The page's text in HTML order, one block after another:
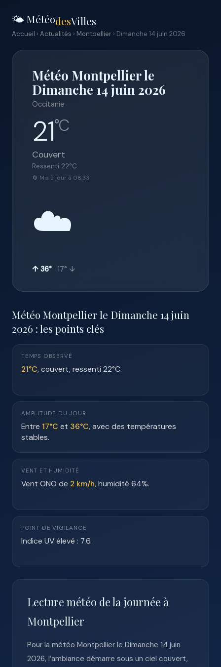
🌤️ MétéodesVilles
Accueil › Actualités › Montpellier › Dimanche 14 juin 2026
Météo Montpellier le
Dimanche 14 juin 2026
Occitanie
21°C
Couvert
Ressenti 22°C
🔄 Mis à jour à 08:33
☁️
↑ 36° 17° ↓
Météo Montpellier le Dimanche 14 juin
2026 : les points clés
TEMPS OBSERVÉ
21°C, couvert, ressenti 22°C.
AMPLITUDE DU JOUR
Entre 17°C et 36°C, avec des températures
stables.
VENT ET HUMIDITÉ
Vent ONO de 2 km/h, humidité 64%.
POINT DE VIGILANCE
Indice UV élevé : 7.6.
Lecture météo de la journée à
Montpellier
Pour la météo Montpellier le Dimanche 14 juin
2026, l’ambiance démarre sous un ciel couvert,